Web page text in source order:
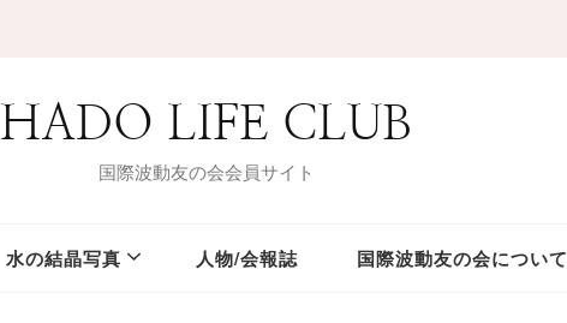
HADO LIFE CLUB
国際波動友の会会員サイト
水の結晶写真 人物/会報誌 国際波動友の会について